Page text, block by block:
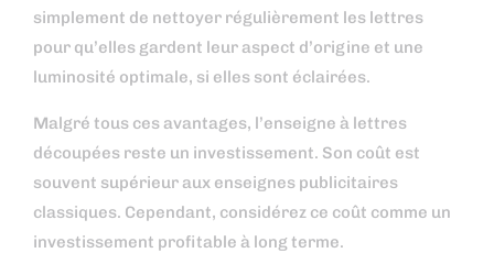
simplement de nettoyer régulièrement les lettres
pour qu’elles gardent leur aspect d’origine et une
luminosité optimale, si elles sont éclairées.
Malgré tous ces avantages, l’enseigne à lettres
découpées reste un investissement. Son coût est
souvent supérieur aux enseignes publicitaires
classiques. Cependant, considérez ce coût comme un
investissement profitable à long terme.